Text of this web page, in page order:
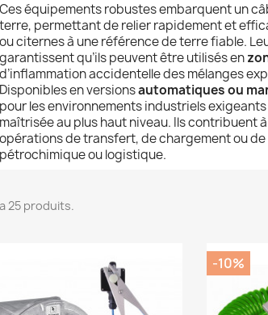
Ces équipements robustes embarquent un
terre, permettant de relier rapidement et
ou citernes à une référence de terre fiable.
garantissent qu’ils peuvent être utilisés en
d’inflammation accidentelle des mélanges
Disponibles en versionsautomatiques ou
pour les environnements industriels
maîtrisée au plus haut niveau. Ils contribuent
opérations de transfert, de chargement ou
pétrochimique ou logistique.
25 produits.
-10%